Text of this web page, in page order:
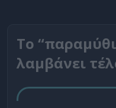
Το
λαμβάνει